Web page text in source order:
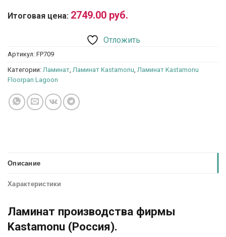
Итоговая цена: 2749.00 руб.
Отложить
Артикул: FP709
Категории: Ламинат Ламинат Kastamonu Ламинат Kastamonu
Floorpan Lagoon
Описание
Характеристики
Ламинат производства фирмы
Kastamonu (Россия).